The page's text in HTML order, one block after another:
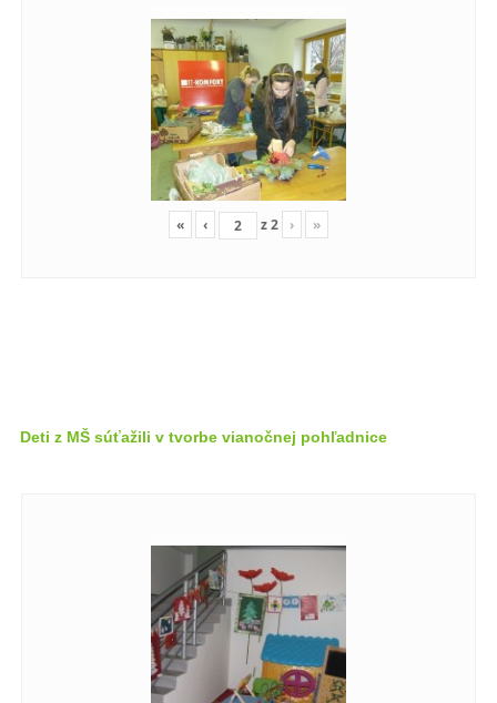
« ‹ z2 › »
Deti z MŠ súťažili v tvorbe vianočnej pohľadnice